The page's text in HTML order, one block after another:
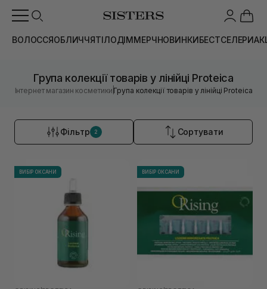
ВОЛОССЯОБЛИЧЧЯТІЛОДІММЕРЧНОВИНКИБЕСТСЕЛЕРИ
Група колекції товарів у лінійці Proteica
Інтернет магазин косметики |Група колекції товарів у лінійці Proteica
Фільтр 2 Сортувати
ВИБІР ОКСАНИ ВИБІР ОКСАНИ